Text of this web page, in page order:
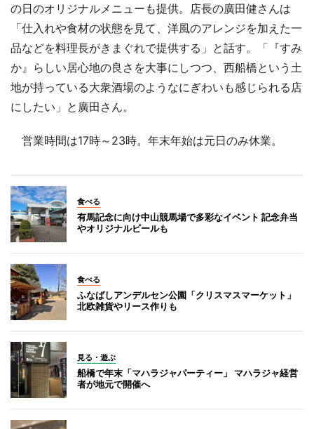
の日のオリジナルメニューも提供。店長の廣田健さんは
「仕入れや食材の状態を見て、洋風のアレンジを加えた一
品などを料理長がきまぐれで提供する」と話す。「『すみ
か』らしい居心地の良さを大事にしつつ、西船橋という土
地が持っている大衆酒場のようなにぎわいも感じられる店
にしたい」と廣田さん。
営業時間は17時～23時。年末年始は元日のみ休業。
食べる
有馬記念に向け中山競馬場で多彩なイベント 記念弁当
やオリジナルビールも
食べる
ふなばしアンデルセン公園「クリスマスマーケット」
北欧雑貨やリース作りも
見る・遊ぶ
船橋で年末「マハラジャパーティー」 マハラジャ経営
者が地元で開催へ